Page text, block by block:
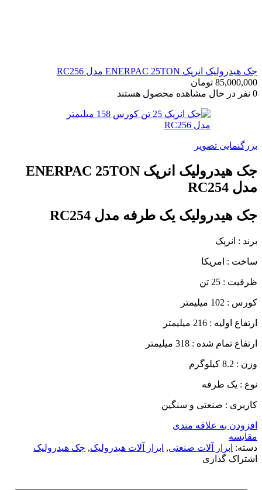
جک هیدرولیک انرپک ENERPAC 25TON مدل RC256
85,000,000 تومان
0 نفر در حال مشاهده محصول هستند
بزرگنمایی تصویر
جک هیدرولیک انرپک ENERPAC 25TON
مدل RC254
جک هیدرولیک یک طرفه مدل RC254
برند : انرپک
ساخت : امریکا
ظرفیت : 25 تن
کورس : 102 میلیمتر
ارتفاع اولیه : 216 میلیمتر
ارتفاع تمام شده : 318 میلیمتر
وزن : 8.2 کیلوگرم
نوع : یک طرفه
کاربری : صنعتی و سنگین
افزودن به علاقه مندی
مقایسه
دسته: ابزار آلات صنعتی, ابزار آلات هیدرولیک, جک هیدرولیک
اشتراک گذاری